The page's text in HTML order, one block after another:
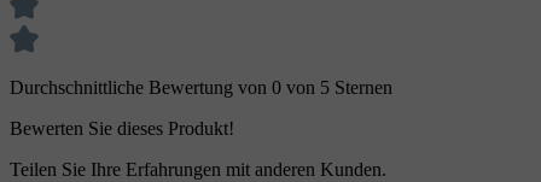
Durchschnittliche Bewertung von 0 von 5 Sternen
Bewerten Sie dieses Produkt!
Teilen Sie Ihre Erfahrungen mit anderen Kunden.